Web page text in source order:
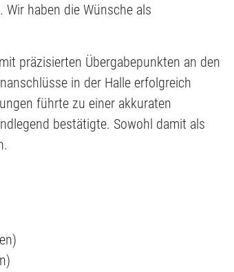
haben die Wünsche als
präzisierten Übergabepunkten an den
in der Halle erfolgreich
führte zu einer akkuraten
bestätigte. Sowohl damit als